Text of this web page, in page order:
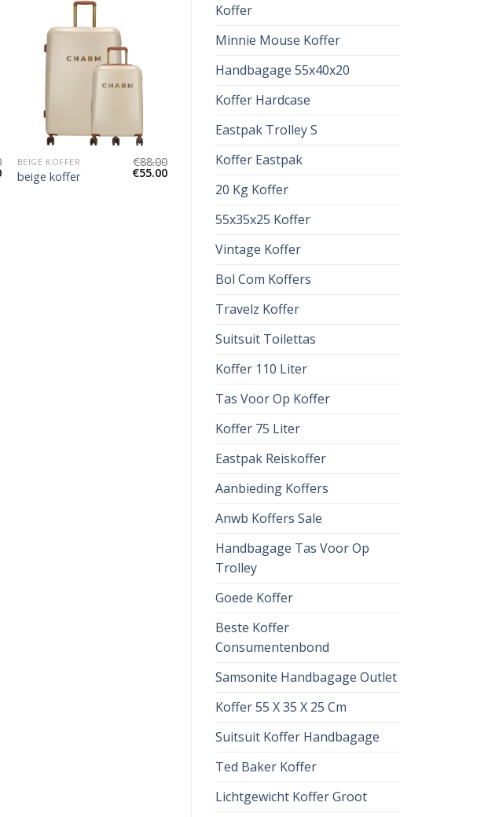
Koffer
Minnie Mouse Koffer
Handbagage 55x40x20
Koffer Hardcase
Eastpak Trolley S
Koffer Eastpak
20 Kg Koffer
55x35x25 Koffer
Vintage Koffer
Bol Com Koffers
Travelz Koffer
Suitsuit Toilettas
Koffer 110 Liter
Tas Voor Op Koffer
Koffer 75 Liter
Eastpak Reiskoffer
Aanbieding Koffers
Anwb Koffers Sale
Handbagage Tas Voor Op
Trolley
Goede Koffer
Beste Koffer
Consumentenbond
Samsonite Handbagage Outlet
Koffer 55 X 35 X 25 Cm
Suitsuit Koffer Handbagage
Ted Baker Koffer
Lichtgewicht Koffer Groot
BEIGE KOFFER
beige koffer
€88.00
€55.00